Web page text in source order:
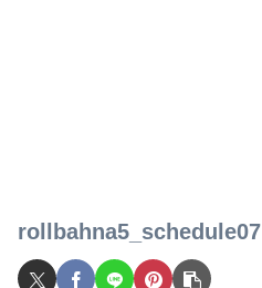
rollbahna5_schedule07